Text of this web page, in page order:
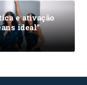
e ativação
ideal”